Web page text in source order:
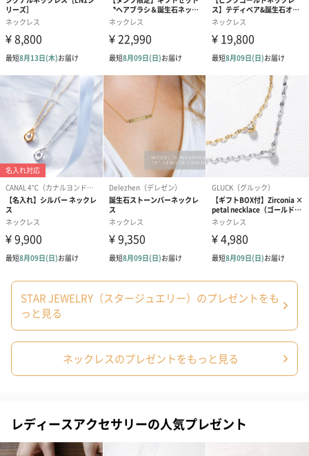
STAR JEWELRY（スタージュエリー）のプレゼントをも
っと見る
ネックレスのプレゼントをもっと見る
レディースアクセサリーの人気プレゼント